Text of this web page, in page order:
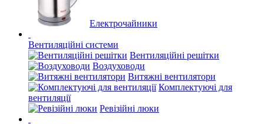
Електрочайники
Вентиляційні системи
Вентиляційні решітки
Воздуховоди
Витяжні вентилятори
Комплектуючі для
вентиляції
Ревізійні люки